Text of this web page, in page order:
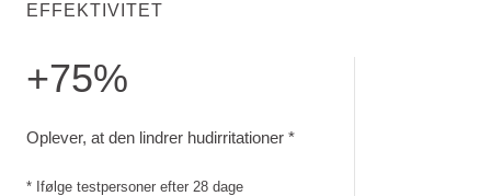
EFFEKTIVITET
+75%
Oplever, at den lindrer hudirritationer *
* Ifølge testpersoner efter 28 dage